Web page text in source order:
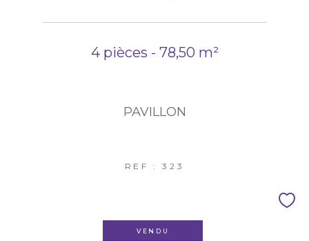
4 pièces - 78,50 m²
PAVILLON
REF : 323
VENDU